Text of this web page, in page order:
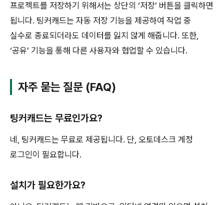
프로젝트를 저장하기 위해서는 상단의 ‘저장’ 버튼을 클릭하면
됩니다. 팅커캐드는 자동 저장 기능을 제공하여 작업 중
실수로 종료되더라도 데이터를 잃지 않게 해줍니다. 또한,
‘공유’ 기능을 통해 다른 사용자와 협업할 수 있습니다.
자주 묻는 질문 (FAQ)
팅커캐드는 무료인가요?
네, 팅커캐드는 무료로 제공됩니다. 단, 오토데스크 계정
로그인이 필요합니다.
설치가 필요한가요?